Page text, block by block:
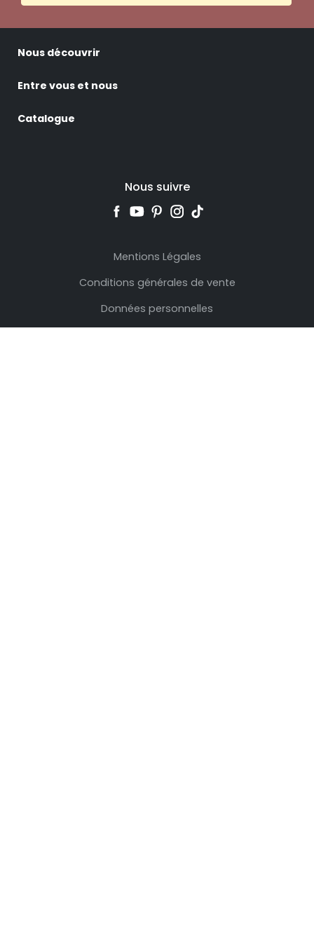
Nous découvrir
Entre vous et nous
Catalogue
Nous suivre
Mentions Légales
Conditions générales de vente
Données personnelles